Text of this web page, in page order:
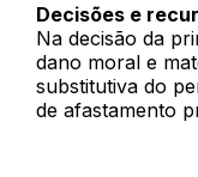
Decisões e
Na decisão da
dano moral e
substitutiva do
de afastamento